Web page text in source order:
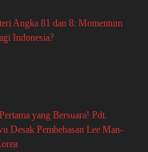
Angka 81 dan 8: Momentum
Indonesia?
yang Bersuara! Pdt.
Desak Pembebasan Lee Man-